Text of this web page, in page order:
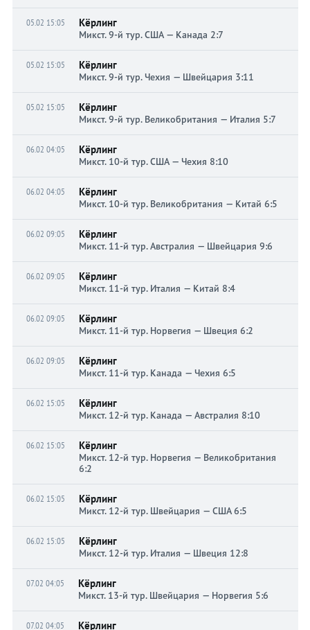
05.02 15:05 Кёрлинг
Микст. 9-й тур. США — Канада 2:7
05.02 15:05 Кёрлинг
Микст. 9-й тур. Чехия — Швейцария 3:11
05.02 15:05 Кёрлинг
Микст. 9-й тур. Великобритания — Италия 5:7
06.02 04:05 Кёрлинг
Микст. 10-й тур. США — Чехия 8:10
06.02 04:05 Кёрлинг
Микст. 10-й тур. Великобритания — Китай 6:5
06.02 09:05 Кёрлинг
Микст. 11-й тур. Австралия — Швейцария 9:6
06.02 09:05 Кёрлинг
Микст. 11-й тур. Италия — Китай 8:4
06.02 09:05 Кёрлинг
Микст. 11-й тур. Норвегия — Швеция 6:2
06.02 09:05 Кёрлинг
Микст. 11-й тур. Канада — Чехия 6:5
06.02 15:05 Кёрлинг
Микст. 12-й тур. Канада — Австралия 8:10
06.02 15:05 Кёрлинг
Микст. 12-й тур. Норвегия — Великобритания
6:2
06.02 15:05 Кёрлинг
Микст. 12-й тур. Швейцария — США 6:5
06.02 15:05 Кёрлинг
Микст. 12-й тур. Италия — Швеция 12:8
07.02 04:05 Кёрлинг
Микст. 13-й тур. Швейцария — Норвегия 5:6
07.02 04:05 Кёрлинг